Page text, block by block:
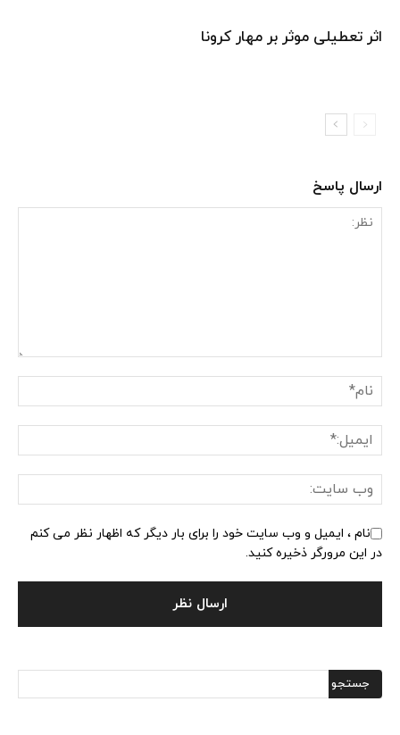
اثر تعطیلی موثر بر مهار کرونا
ارسال پاسخ
نام ، ایمیل و وب سایت خود را برای بار دیگر که اظهار نظر می کنم
در این مرورگر ذخیره کنید.